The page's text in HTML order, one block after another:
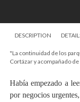
DESCRIPTION
"La continuidad de los
Cortázar y acompañado
Había empezado a
por negocios